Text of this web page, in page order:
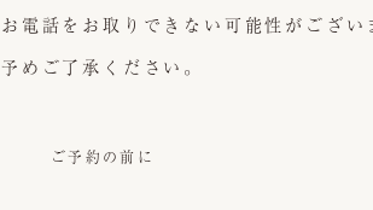
お電話をお取りできない可能性がござい
予めご了承ください。
ご予約の前に